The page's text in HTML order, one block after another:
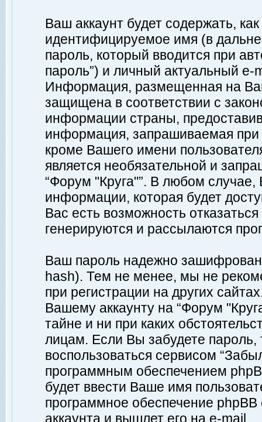
Ваш аккаунт будет содержать,
идентифицируемое имя (в
пароль, который вводится при
пароль”) и личный актуальный
Информация, размещенная на
защищена в соответствии с
информации страны,
информация, запрашиваемая при
кроме Вашего имени
является необязательной и
“Форум "Круга"”. В любом
информации, которая будет
Вас есть возможность
генерируются и рассылаются
Ваш пароль надежно
hash). Тем не менее, мы не
при регистрации на других
Вашему аккаунту на “Форум
тайне и ни при каких
лицам. Если Вы забудете пароль,
воспользоваться сервисом
программным обеспечением
будет ввести Ваше имя
программное обеспечение
аккаунта и вышлет его на e-mail.